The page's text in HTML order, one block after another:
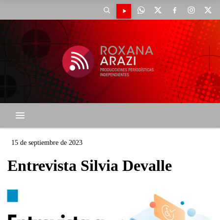
15 de septiembre de 2023
Entrevista Silvia Devalle